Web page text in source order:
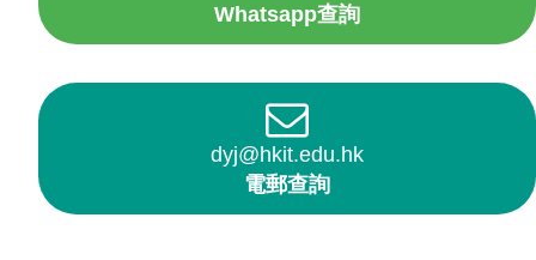
Whatsapp查詢
dyj@hkit.edu.hk
電郵查詢